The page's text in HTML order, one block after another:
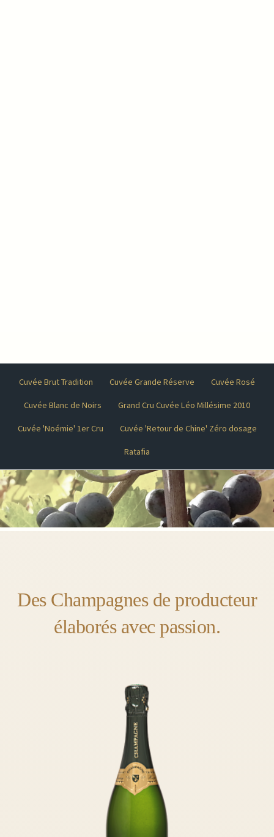
Cuvée Brut Tradition Cuvée Grande Réserve Cuvée Rosé
Cuvée Blanc de Noirs Grand Cru Cuvée Léo Millésime 2010
Cuvée 'Noémie' 1er Cru Cuvée 'Retour de Chine' Zéro dosage
Ratafia
Des Champagnes de producteur
élaborés avec passion.